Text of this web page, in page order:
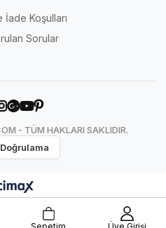
İade Koşulları
Sorular
- TÜM HAKLARI SAKLIDIR.